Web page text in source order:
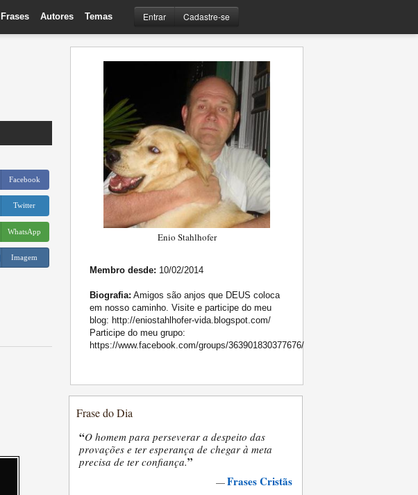
Frases Autores Temas Entrar Cadastre-se
Facebook
Twitter
WhatsApp
Imagem
Enio Stahlhofer
Membro desde: 10/02/2014
Biografia: Amigos são anjos que DEUS coloca
em nosso caminho. Visite e participe do meu
blog: http://eniostahlhofer-vida.blogspot.com/
Participe do meu grupo:
https://www.facebook.com/groups/363901830377676/
Frase do Dia
“O homem para perseverar a despeito das
provações e ter esperança de chegar à meta
precisa de ter confiança.”
—Frases Cristãs